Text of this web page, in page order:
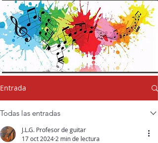
Entrada
Todas las entradas
J.L.G. Profesor de guitar
17 oct 2024 2 min de lectura